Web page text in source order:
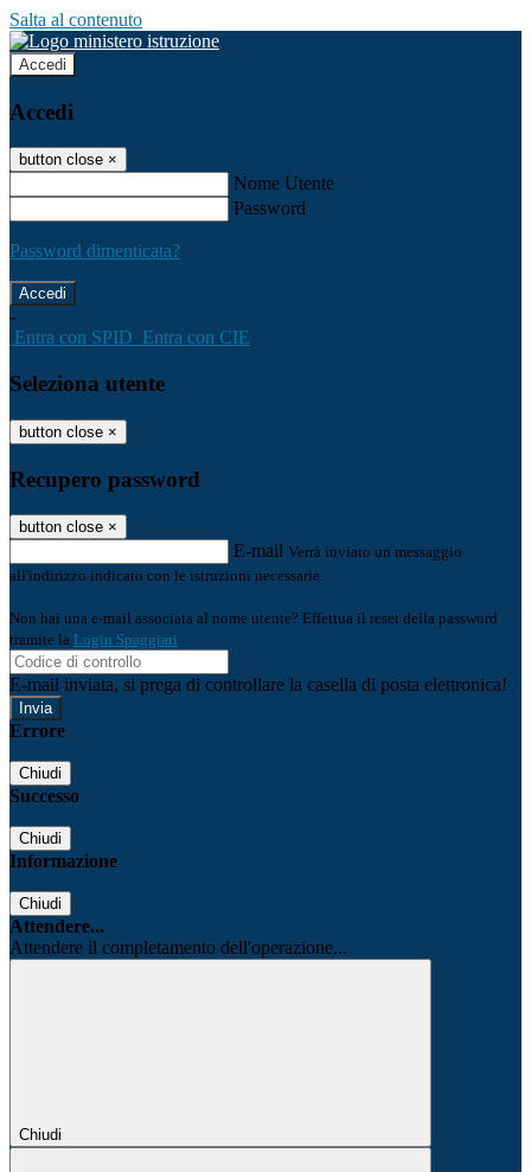
Salta al contenuto
Accedi
Accedi
button close ×
Nome Utente
Password
Password dimenticata?
-
Entra con SPID Entra con CIE
Seleziona utente
button close ×
Recupero password
button close ×
E-mail Verrà inviato un messaggio
all'indirizzo indicato con le istruzioni necessarie.
Non hai una e-mail associata al nome utente? Effettua il reset della password
tramite la Login Spaggiari
E-mail inviata, si prega di controllare la casella di posta elettronica!
Errore
Chiudi
Successo
Chiudi
Informazione
Chiudi
Attendere...
Attendere il completamento dell'operazione...
Chiudi